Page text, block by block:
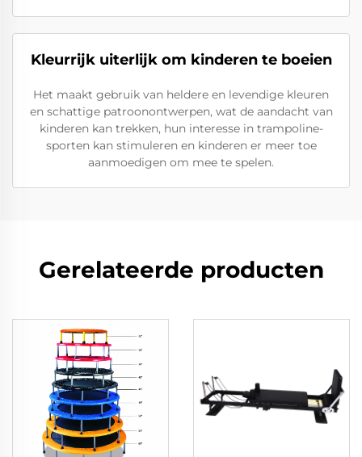
Kleurrijk uiterlijk om kinderen te boeien
Het maakt gebruik van heldere en levendige kleuren
en schattige patroonontwerpen, wat de aandacht van
kinderen kan trekken, hun interesse in trampoline-
sporten kan stimuleren en kinderen er meer toe
aanmoedigen om mee te spelen.
Gerelateerde producten